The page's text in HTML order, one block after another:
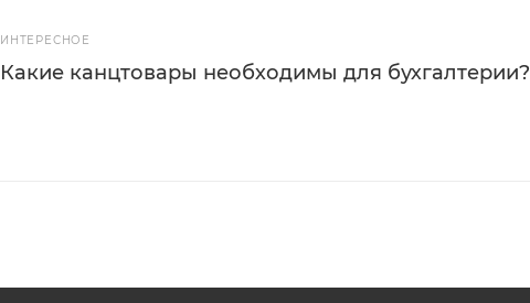
ИНТЕРЕСНОЕ
Какие канцтовары необходимы для бухгалтерии?